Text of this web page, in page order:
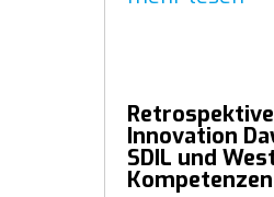
Innovation
SDIL und